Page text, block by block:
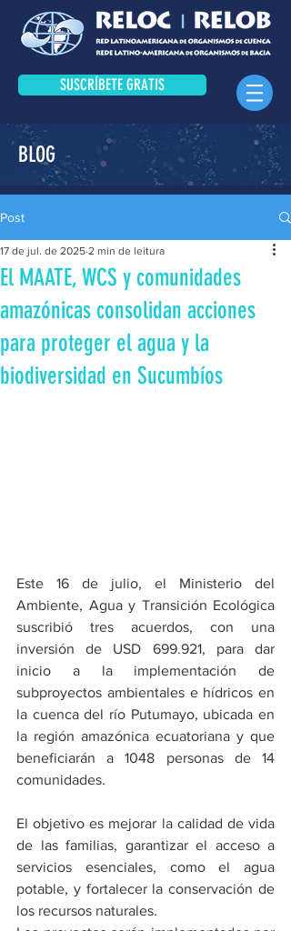
SUSCRÍBETE GRATIS
BLOG
Post
El MAATE, WCS y comunidades
amazónicas consolidan acciones
para proteger el agua y la
biodiversidad en Sucumbíos
17 de jul. de 2025 2 min de leitura
Este 16 de julio, el Ministerio del
Ambiente, Agua y Transición Ecológica
suscribió tres acuerdos, con una
inversión de USD 699.921, para dar
inicio a la implementación de
subproyectos ambientales e hídricos en
la cuenca del río Putumayo, ubicada en
la región amazónica ecuatoriana y que
beneficiarán a 1048 personas de 14
comunidades.
El objetivo es mejorar la calidad de vida
de las familias, garantizar el acceso a
servicios esenciales, como el agua
potable, y fortalecer la conservación de
los recursos naturales.